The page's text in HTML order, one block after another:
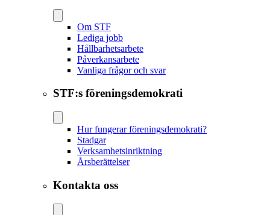
Om STF
Lediga jobb
Hållbarhetsarbete
Påverkansarbete
Vanliga frågor och svar
STF:s föreningsdemokrati
Hur fungerar föreningsdemokrati?
Stadgar
Verksamhetsinriktning
Årsberättelser
Kontakta oss